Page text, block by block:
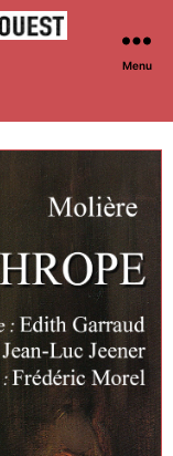
Menu